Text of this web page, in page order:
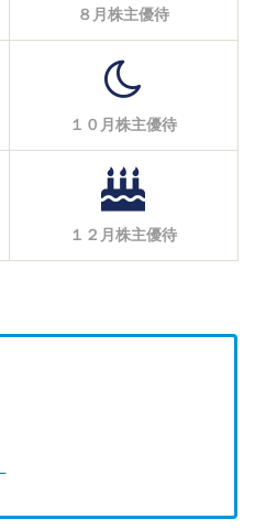
８月株主優待
１０月株主優待
１２月株主優待